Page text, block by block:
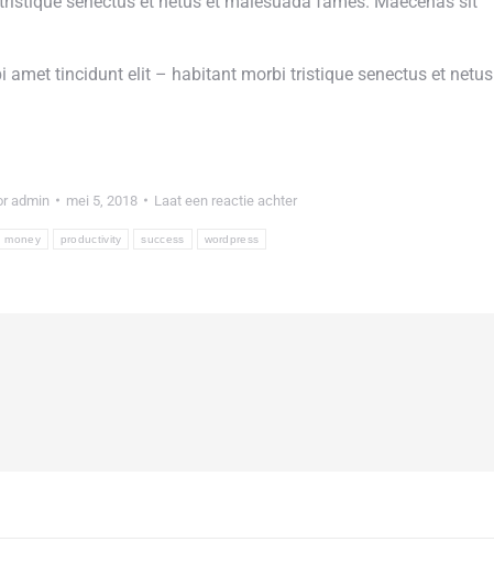
amet tincidunt elit – habitant morbi tristique senectus et netus
admin mei 5, 2018 Laat een reactie achter
money productivity success wordpress